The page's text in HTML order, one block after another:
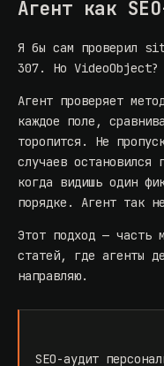
Агент как
Я бы сам проверил
307. Но
Агент проверяет
каждое поле,
торопится. Не
случаев остановился
когда видишь один
порядке. Агент так
Этот подход — часть
статей, где агенты
направляю.
SEO-аудит